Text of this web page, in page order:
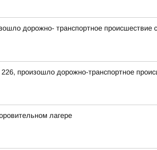
дорожно- транспортное происшествие
226, произошло дорожно-транспортное
лагере